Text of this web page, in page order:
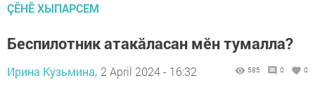
ÇӖНӖ ХЫПАРСЕМ
Беспилотник атакăласан мӗн тумалла?
Ирина Кузьмина, 2 April 2024 - 16:32 585 0 0